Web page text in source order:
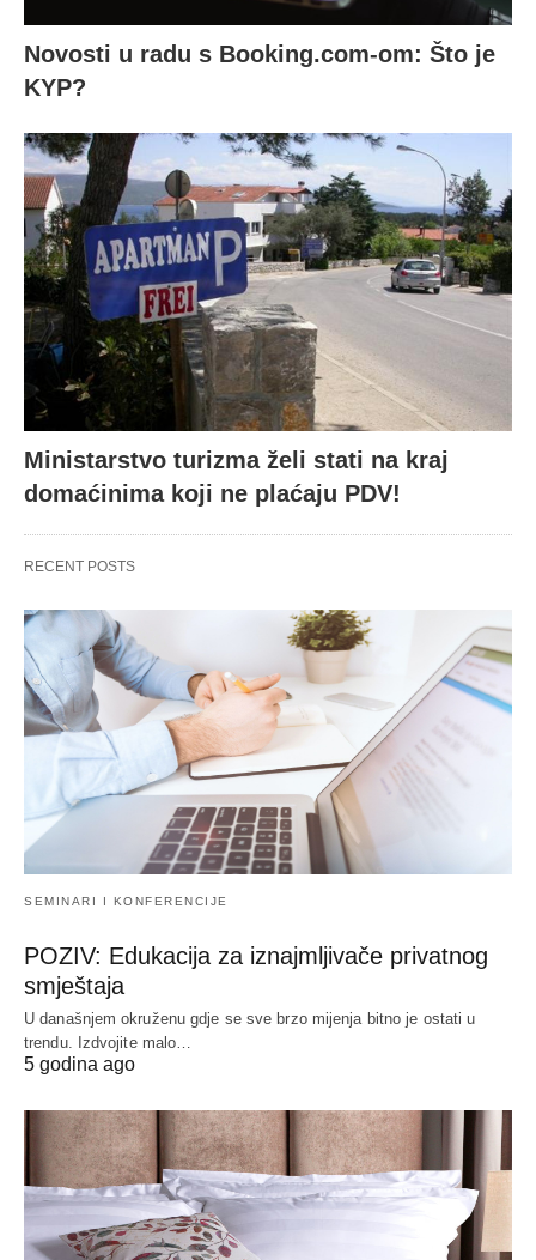
Novosti u radu s Booking.com-om: Što je
KYP?
Ministarstvo turizma želi stati na kraj
domaćinima koji ne plaćaju PDV!
RECENT POSTS
SEMINARI I KONFERENCIJE
POZIV: Edukacija za iznajmljivače privatnog
smještaja
U današnjem okruženu gdje se sve brzo mijenja bitno je ostati u
trendu. Izdvojite malo…
5 godina ago